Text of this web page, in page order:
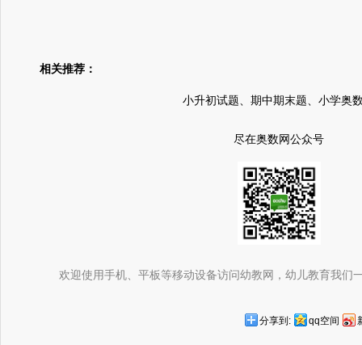
相关推荐：
小升初试题、期中期末题、小学奥
尽在奥数网公众号
欢迎使用手机、平板等移动设备访问幼教网，幼儿教育我们
分享到: qq空间